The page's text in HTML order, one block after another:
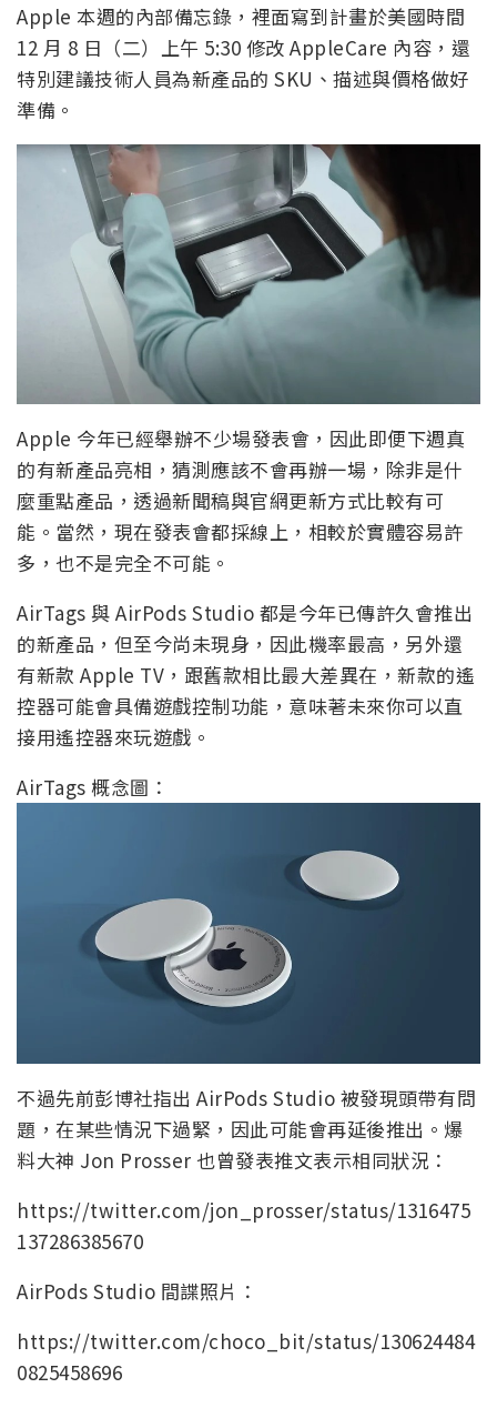
Apple 本週的內部備忘錄，裡面寫到計畫於美國時間
12 月 8 日（二）上午 5:30 修改 AppleCare 內容，還
特別建議技術人員為新產品的 SKU、描述與價格做好
準備。
Apple 今年已經舉辦不少場發表會，因此即便下週真
的有新產品亮相，猜測應該不會再辦一場，除非是什
麼重點產品，透過新聞稿與官網更新方式比較有可
能。當然，現在發表會都採線上，相較於實體容易許
多，也不是完全不可能。
AirTags 與 AirPods Studio 都是今年已傳許久會推出
的新產品，但至今尚未現身，因此機率最高，另外還
有新款 Apple TV，跟舊款相比最大差異在，新款的遙
控器可能會具備遊戲控制功能，意味著未來你可以直
接用遙控器來玩遊戲。
AirTags 概念圖：
不過先前彭博社指出 AirPods Studio 被發現頭帶有問
題，在某些情況下過緊，因此可能會再延後推出。爆
料大神 Jon Prosser 也曾發表推文表示相同狀況：
https://twitter.com/jon_prosser/status/1316475
137286385670
AirPods Studio 間諜照片：
https://twitter.com/choco_bit/status/130624484
0825458696